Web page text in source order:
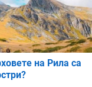
02:00
на Рила са